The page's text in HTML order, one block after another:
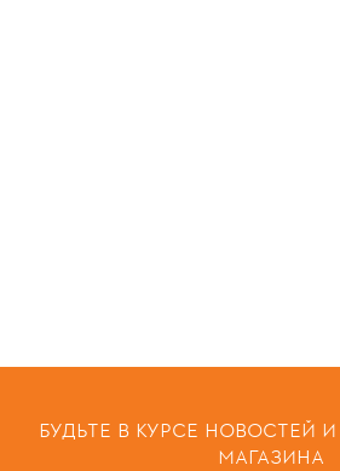
БУДЬТЕ В КУРСЕ НОВОСТЕЙ
МАГАЗИНА